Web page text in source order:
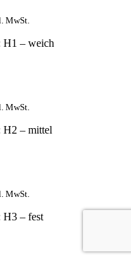
MwSt.
H1 – weich
MwSt.
H2 – mittel
MwSt.
H3 – fest